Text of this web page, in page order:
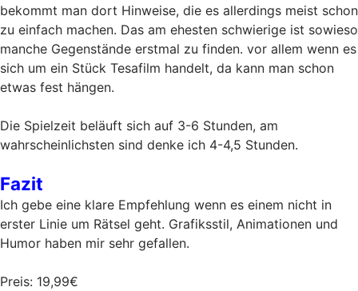
bekommt man dort Hinweise, die es allerdings meist schon
zu einfach machen. Das am ehesten schwierige ist sowieso
manche Gegenstände erstmal zu finden. vor allem wenn es
sich um ein Stück Tesafilm handelt, da kann man schon
etwas fest hängen.
Die Spielzeit beläuft sich auf 3-6 Stunden, am
wahrscheinlichsten sind denke ich 4-4,5 Stunden.
Fazit
Ich gebe eine klare Empfehlung wenn es einem nicht in
erster Linie um Rätsel geht. Grafiksstil, Animationen und
Humor haben mir sehr gefallen.
Preis: 19,99€